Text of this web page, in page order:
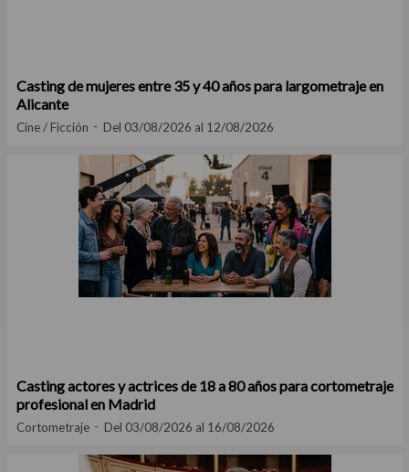
Casting de mujeres entre 35 y 40 años para largometraje en
Alicante
Cine / Ficción Del 03/08/2026 al 12/08/2026
Casting actores y actrices de 18 a 80 años para cortometraje
profesional en Madrid
Cortometraje Del 03/08/2026 al 16/08/2026